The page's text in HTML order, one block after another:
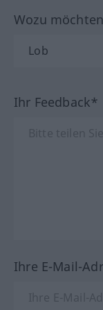
Wozu
Ihr Feedback*
Ihre E-Mail-